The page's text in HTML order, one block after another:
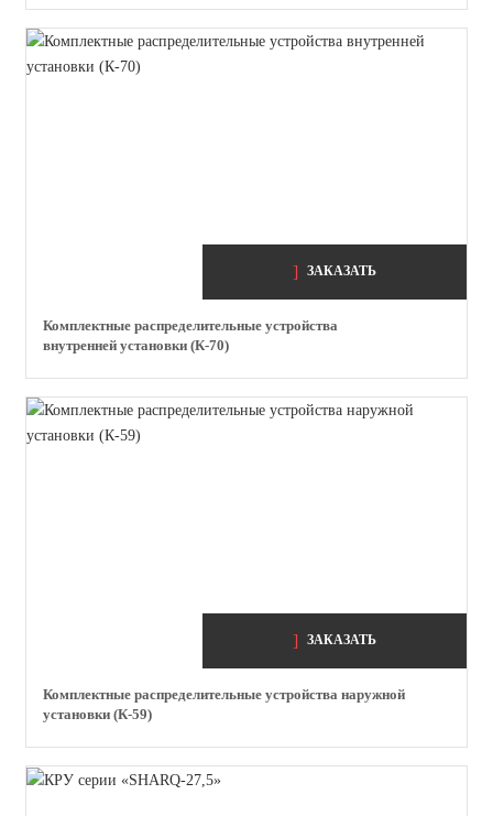
ЗАКАЗАТЬ
Комплектные распределительные устройства
внутренней установки (К-70)
ЗАКАЗАТЬ
Комплектные распределительные устройства наружной
установки (К-59)